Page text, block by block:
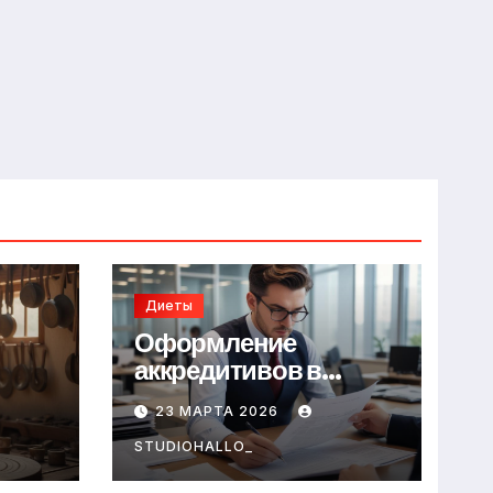
Диеты
Оформление
аккредитивов в
международной
торговле
23 МАРТА 2026
STUDIOHALLO_